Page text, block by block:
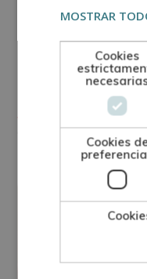
Controlador
base de la
industrial
MOSTRAR
Cookies
Cookies